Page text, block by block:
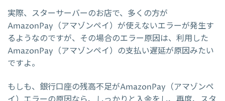
実際、スターサーバーのお店で、多くの方が
AmazonPay（アマゾンペイ）が使えないエラーが発生す
るようなのですが、その場合のエラー原因は、利用した
AmazonPay（アマゾンペイ）の支払い遅延が原因みたい
ですよ。
もしも、銀行口座の残高不足がAmazonPay（アマゾンペ